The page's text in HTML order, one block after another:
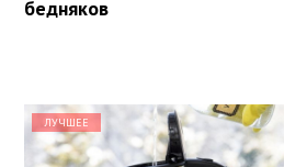
бедняков
ЛУЧШЕЕ